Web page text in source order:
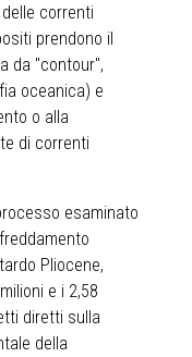
correnti
prendono il
da "contour",
oceanica) e
o alla
di correnti
esaminato
Pliocene,
e i 2,58
diretti sulla
della